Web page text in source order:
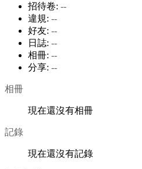
招待卷: --
違規: --
好友: --
日誌: --
相冊: --
分享: --
相冊
現在還沒有相冊
記錄
現在還沒有記錄